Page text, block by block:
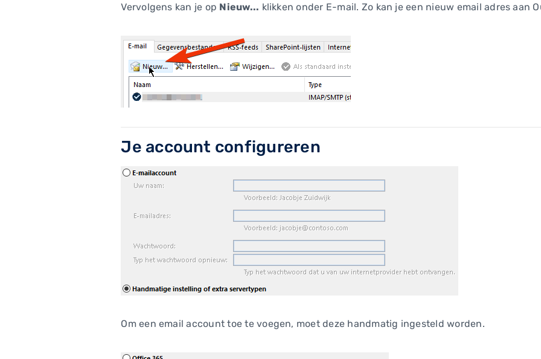
Vervolgens kan je op Nieuw... klikken onder E-mail. Zo kan je een nieuw email adres aan
Je account configureren
Om een email account toe te voegen, moet deze handmatig ingesteld worden.